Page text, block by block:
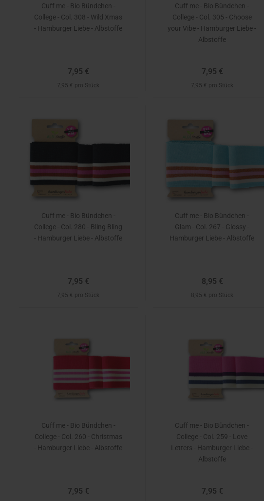
Cuff me - Bio Bündchen -
College - Col. 308 - Wild Xmas
- Hamburger Liebe - Albstoffe
7,95 €
7,95 € pro Stück
Cuff me - Bio Bündchen -
College - Col. 305 - Choose
your Vibe - Hamburger Liebe -
Albstoffe
7,95 €
7,95 € pro Stück
Cuff me - Bio Bündchen -
College - Col. 280 - Bling Bling
- Hamburger Liebe - Albstoffe
7,95 €
7,95 € pro Stück
Cuff me - Bio Bündchen -
Glam - Col. 267 - Glossy -
Hamburger Liebe - Albstoffe
8,95 €
8,95 € pro Stück
Cuff me - Bio Bündchen -
College - Col. 260 - Christmas
- Hamburger Liebe - Albstoffe
7,95 €
Cuff me - Bio Bündchen -
College - Col. 259 - Love
Letters - Hamburger Liebe -
Albstoffe
7,95 €